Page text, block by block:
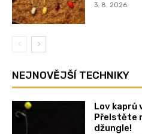
3. 8. 2026
NEJNOVĚJŠÍ TECHNIKY
Lov kaprů
Přelstěte
džungle!